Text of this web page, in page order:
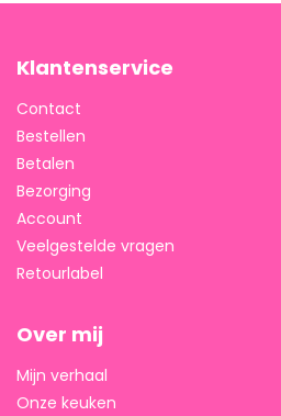
Klantenservice
Contact
Bestellen
Betalen
Bezorging
Account
Veelgestelde vragen
Retourlabel
Over mij
Mijn verhaal
Onze keuken